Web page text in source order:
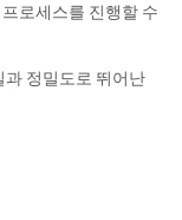
로세스를 진행할 수
과 정밀도로 뛰어난